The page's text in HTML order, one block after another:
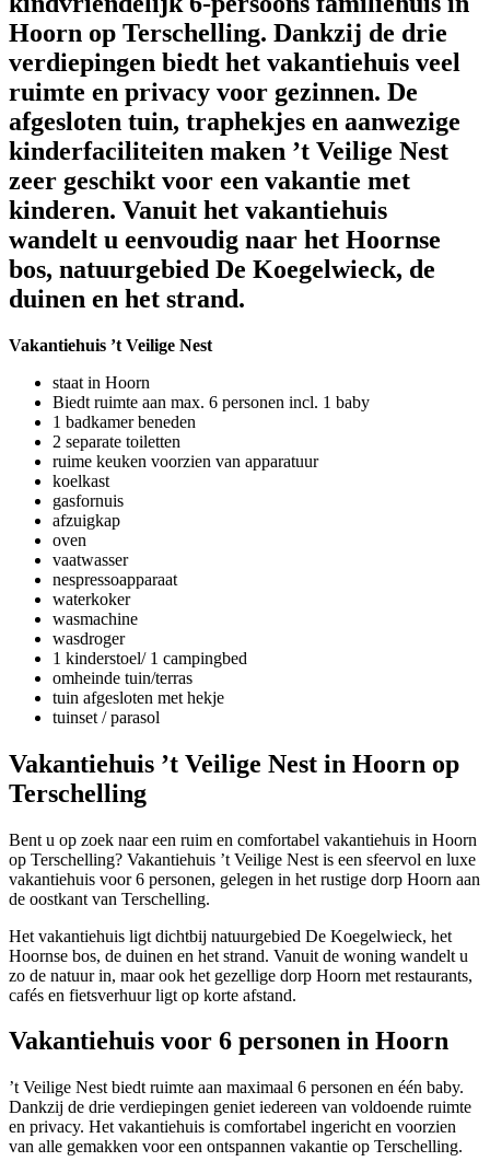
Hoorn op Terschelling. Dankzij de drie
verdiepingen biedt het vakantiehuis veel
ruimte en privacy voor gezinnen. De
afgesloten tuin, traphekjes en aanwezige
kinderfaciliteiten maken ’t Veilige Nest
zeer geschikt voor een vakantie met
kinderen. Vanuit het vakantiehuis
wandelt u eenvoudig naar het Hoornse
bos, natuurgebied De Koegelwieck, de
duinen en het strand.
Vakantiehuis ’t Veilige Nest
staat in Hoorn
Biedt ruimte aan max. 6 personen incl. 1 baby
1 badkamer beneden
2 separate toiletten
ruime keuken voorzien van apparatuur
koelkast
gasfornuis
afzuigkap
oven
vaatwasser
nespressoapparaat
waterkoker
wasmachine
wasdroger
1 kinderstoel/ 1 campingbed
omheinde tuin/terras
tuin afgesloten met hekje
tuinset / parasol
Vakantiehuis ’t Veilige Nest in Hoorn op
Terschelling
Bent u op zoek naar een ruim en comfortabel vakantiehuis in Hoorn
op Terschelling? Vakantiehuis ’t Veilige Nest is een sfeervol en luxe
vakantiehuis voor 6 personen, gelegen in het rustige dorp Hoorn aan
de oostkant van Terschelling.
Het vakantiehuis ligt dichtbij natuurgebied De Koegelwieck, het
Hoornse bos, de duinen en het strand. Vanuit de woning wandelt u
zo de natuur in, maar ook het gezellige dorp Hoorn met restaurants,
cafés en fietsverhuur ligt op korte afstand.
Vakantiehuis voor 6 personen in Hoorn
’t Veilige Nest biedt ruimte aan maximaal 6 personen en één baby.
Dankzij de drie verdiepingen geniet iedereen van voldoende ruimte
en privacy. Het vakantiehuis is comfortabel ingericht en voorzien
van alle gemakken voor een ontspannen vakantie op Terschelling.